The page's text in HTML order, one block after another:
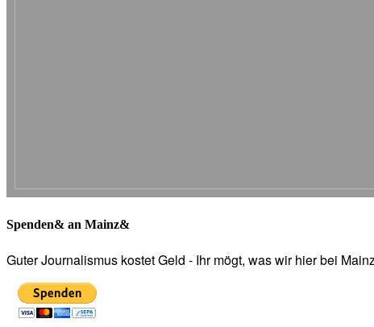
Spenden& an Mainz&
Guter Journalismus kostet Geld - Ihr mögt, was wir hier bei